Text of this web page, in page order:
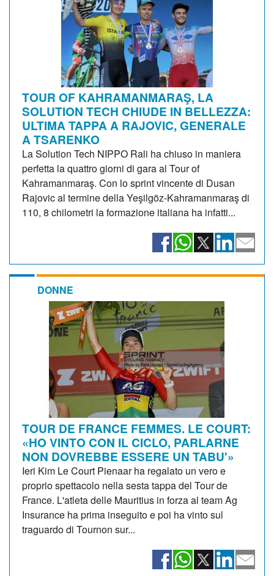
TOUR OF KAHRAMANMARAŞ, LA
SOLUTION TECH CHIUDE IN BELLEZZA:
ULTIMA TAPPA A RAJOVIC, GENERALE
A TSARENKO
La Solution Tech NIPPO Rali ha chiuso in maniera
perfetta la quattro giorni di gara al Tour of
Kahramanmaraş. Con lo sprint vincente di Dusan
Rajovic al termine della Yeşilgöz-Kahramanmaraş di
110, 8 chilometri la formazione italiana ha infatti...
DONNE
TOUR DE FRANCE FEMMES. LE COURT:
«HO VINTO CON IL CICLO, PARLARNE
NON DOVREBBE ESSERE UN TABU'»
Ieri Kim Le Court Pienaar ha regalato un vero e
proprio spettacolo nella sesta tappa del Tour de
France. L'atleta delle Mauritius in forza al team Ag
Insurance ha prima inseguito e poi ha vinto sul
traguardo di Tournon sur...